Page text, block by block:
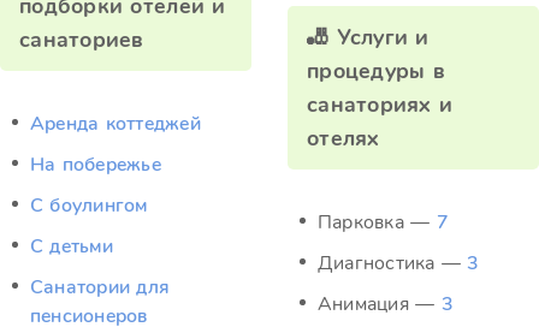
подборки отелей и
санаториев
Аренда коттеджей
На побережье
С боулингом
С детьми
Санатории для
пенсионеров
🎳 Услуги и
процедуры в
санаториях и
отелях
Парковка — 7
Диагностика — 3
Анимация — 3